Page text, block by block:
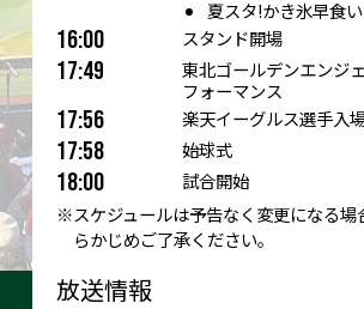
夏スタ!かき氷早食
16:00 スタンド開場
17:49
東北ゴールデンエンジ
フォーマンス
17:56 楽天イーグルス選手入
17:58 始球式
18:00
試合開始
スケジュールは予告なく変更になる場
らかじめご了承ください。
放送情報